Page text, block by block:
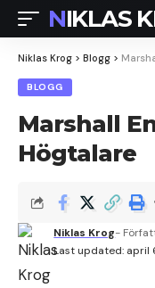
NIKLAS
Niklas Krog > Blogg >
BLOGG
Marshall
Högtalare
Last updated: april
Niklas Krog-